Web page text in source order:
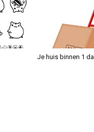
Je huis binnen 1